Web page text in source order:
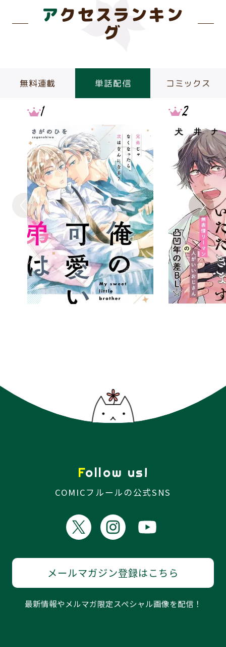
アクセスランキン
グ
無料連載 単話配信 コミックス
Follow us!
COMICフルールの公式SNS
メールマガジン登録はこちら
最新情報やメルマガ限定スペシャル画像を配信！